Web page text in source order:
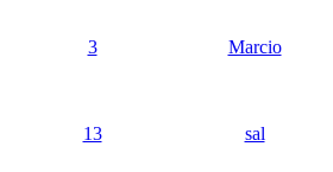
3 Marcio
13 sal